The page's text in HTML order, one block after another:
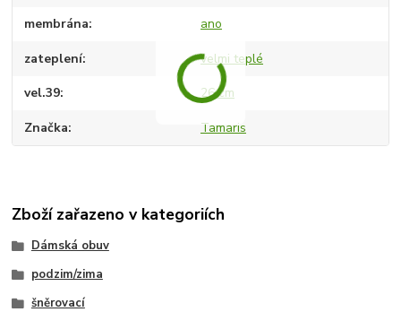
membrána ano
zateplení velmi teplé
vel.39 26 cm
Značka Tamaris
Zboží zařazeno v kategoriích
Dámská obuv
podzim/zima
šněrovací